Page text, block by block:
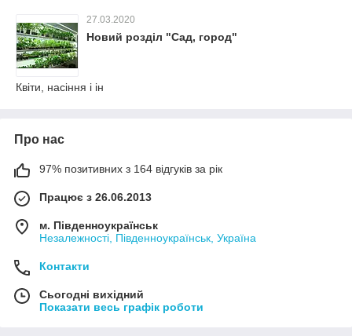
27.03.2020
Новий розділ "Сад, город"
Квіти, насіння і ін
Про нас
97% позитивних з 164 відгуків за рік
Працює з 26.06.2013
м. Південноукраїнськ
Незалежності, Південноукраїнськ, Україна
Контакти
Сьогодні вихідний
Показати весь графік роботи